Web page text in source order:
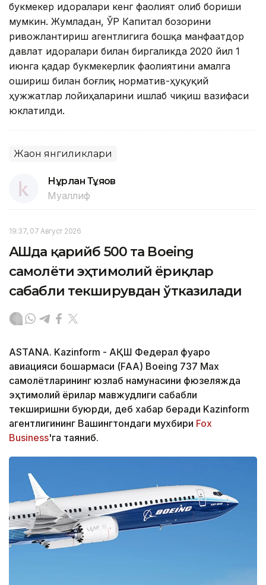
букмекер идоралари кенг фаолият олиб бориши
мумкин. Жумладан, ЎР Капитал бозорини
ривожлантириш агентлигига бошқа манфаатдор
давлат идоралари билан биргаликда 2020 йил 1
июнга қадар букмекерлик фаолиятини амалга
ошириш билан боғлиқ норматив-ҳуқуқий
ҳужжатлар лойиҳаларини ишлаб чиқиш вазифаси
юклатилди.
Жаҳон янгиликлари
Нұрлан Тұяқов
Муаллиф
19:37, 07 Август 2026
АҚШда қарийб 500 та Boeing
самолёти эҳтимолий ёриқлар
сабабли текширувдан ўтказилади
ASTANA. Kazinform - АҚШ Федерал фуқаро
авиацияси бошқармаси (FAA) Boeing 737 Max
самолётларининг юзлаб намунасини фюзеляжда
эҳтимолий ёриқлар мавжудлиги сабабли
текширишни буюрди, деб хабар беради Kazinform
агентлигининг Вашингтондаги мухбири Fox
Business'га таяниб.